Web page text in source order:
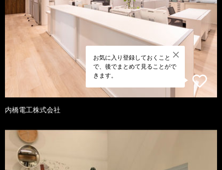
お気に入り登録しておくこと
で、後でまとめて見ることがで
きます。
内橋電工株式会社